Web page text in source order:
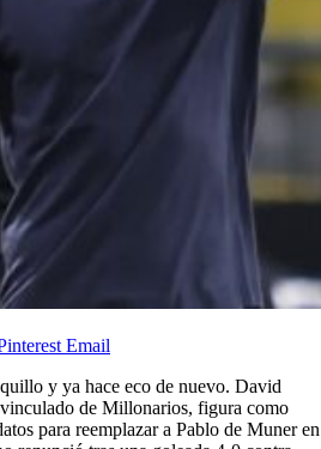
Email
y ya hace eco de nuevo. David
de Millonarios, figura como
para reemplazar a Pablo de Muner en